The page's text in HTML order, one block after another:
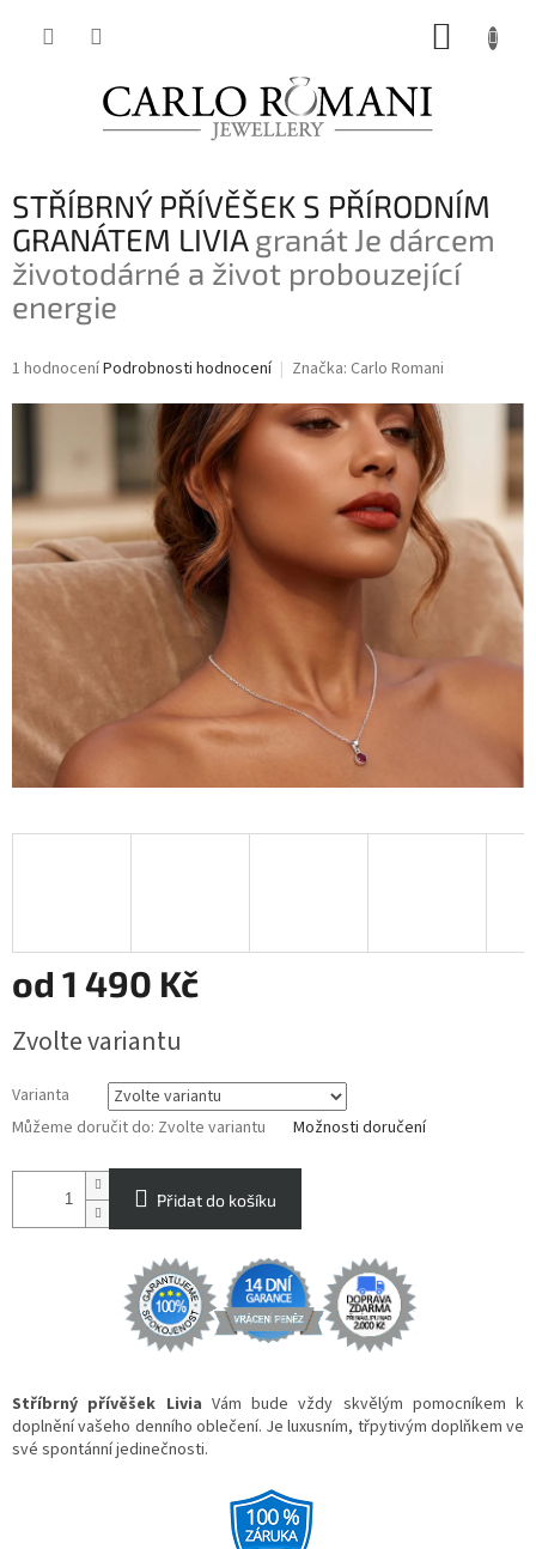
STŘÍBRNÝ PŘÍVĚŠEK S PŘÍRODNÍM
GRANÁTEM LIVIAgranát Je dárcem
životodárné a život probouzející
energie
Průměrné
z
5
hvězdiček.
1 hodnoceníPodrobnosti hodnocení Značka: Carlo Romani
od 1 490 Kč
cena:
Zvolte variantu
Varianta
Můžeme doručit do: Zvolte variantu Možnosti doručení
Přidat do košíku
Stříbrný přívěšek Livia Vám bude vždy skvělým pomocníkem k
doplnění vašeho denního oblečení. Je luxusním, třpytivým doplňkem ve
své spontánní jedinečnosti.